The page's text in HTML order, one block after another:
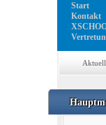
Start
Kontakt